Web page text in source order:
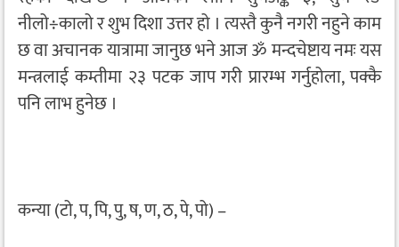
नीलो÷कालो र शुभ दिशा उत्तर हो । त्यस्तै कुनै नगरी नहुने काम
छ वा अचानक यात्रामा जानुछ भने आज ॐ मन्दचेष्टाय नमः यस
मन्त्रलाई कम्तीमा २३ पटक जाप गरी प्रारम्भ गर्नुहोला, पक्कै
पनि लाभ हुनेछ ।
कन्या (टो, प, पि, पु, ष, ण, ठ, पे, पो) –